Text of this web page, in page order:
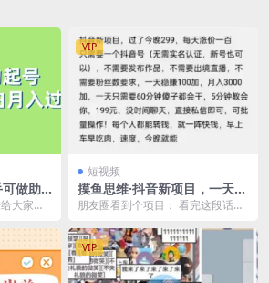
做助
大家讲
VIP
短视频
摸鱼思维·抖音新项目，一天稳
赚100+，亲测有效【付费文
朋友圈看到个项目： 看完这段话，
掏钱了。 我把这...
VIP